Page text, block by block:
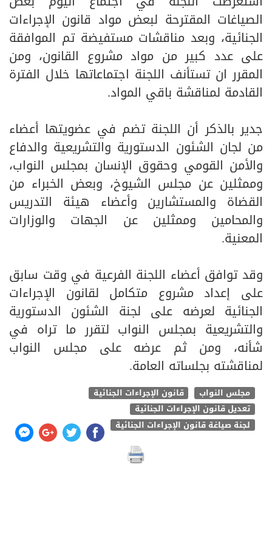
الصياغات المقترحة لبعض مواد قانون الإجراءات
الجنائية، وبعد مناقشات مستفيضة تم الموافقة
على عدد كبير من مواد مشروع القانون، ومن
المقرر ان تستأنف اللجنة اجتماعاتها خلال الفترة
القادمة لمناقشة باقي المواد.
جدير بالذكر أن اللجنة تضم في عضويتها أعضاء
من لجان الشئون الدستورية والتشريعية والدفاع
والأمن القومي وحقوق الإنسان بمجلس النواب،
وممثلين عن مجلس الشيوخ، وبعض الخبراء من
القضاة والمستشارين وأعضاء هيئة التدريس
والمحامين وممثلين عن الجهات والوزارات
المعنية.
وقد توافق أعضاء اللجنة الفرعية في وقت سابق
على إعداد مشروع متكامل لقانون الإجراءات
الجنائية لعرضه على لجنة الشئون الدستورية
والتشريعية بمجلس النواب لتقرر ما تراه في
شأنه، ومن ثم عرضه على مجلس النواب
لمناقشته بجلساته العامة.
مجلس النواب
قانون الإجراءات الجنائية
تعديل قانون الإجراءات الجنائية
لجنة صياغة قانون الإجراءات الجنائية